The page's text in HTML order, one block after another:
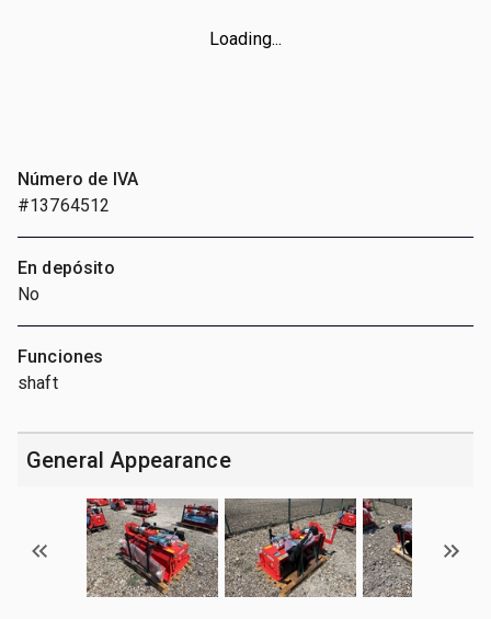
Loading...
Número de IVA
#13764512
En depósito
No
Funciones
shaft
General Appearance